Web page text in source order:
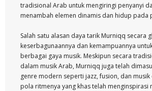
tradisional Arab untuk mengiringi penyanyi
menambah elemen dinamis dan hidup pada
Salah satu alasan daya tarik Murniqq secara
keserbagunaannya dan kemampuannya
berbagai gaya musik. Meskipun secara
dalam musik Arab, Murniqq juga telah
genre modern seperti jazz, fusion, dan musik
pola ritmenya yang khas telah menginspirasi